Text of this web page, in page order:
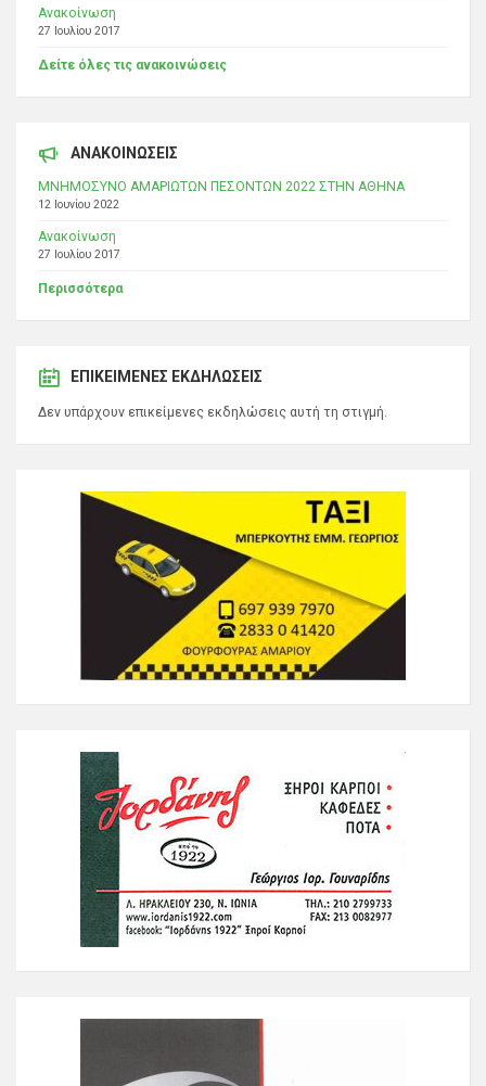
Ανακοίνωση
27 Ιουλίου 2017
Δείτε όλες τις ανακοινώσεις
ΑΝΑΚΟΙΝΩΣΕΙΣ
ΜΝΗΜΟΣΥΝΟ ΑΜΑΡΙΩΤΩΝ ΠΕΣΟΝΤΩΝ 2022 ΣΤΗΝ ΑΘΗΝΑ
12 Ιουνίου 2022
Ανακοίνωση
27 Ιουλίου 2017
Περισσότερα
ΕΠΙΚΕΊΜΕΝΕΣ ΕΚΔΗΛΏΣΕΙΣ
Δεν υπάρχουν επικείμενες εκδηλώσεις αυτή τη στιγμή.